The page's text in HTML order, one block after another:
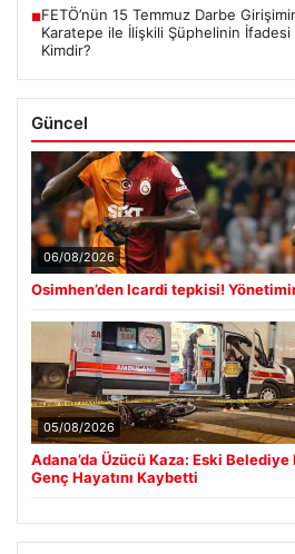
■FETÖ’nün 15 Temmuz Darbe
Karatepe ile İlişkili Şüphelinin İfadesi
Kimdir?
Güncel
06/08/2026
Osimhen’den Icardi tepkisi!
05/08/2026
Adana’da Üzücü Kaza: Eski
Genç Hayatını Kaybetti